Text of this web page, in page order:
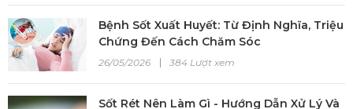
Bệnh Sốt Xuất Huyết: Từ Định Nghĩa, Triệu
Chứng Đến Cách Chăm Sóc
26/05/2026 384 Lượt xem
Sốt Rét Nên Làm Gì - Hướng Dẫn Xử Lý Và